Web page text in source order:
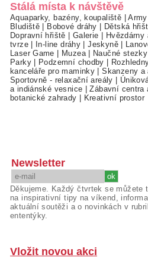
Stálá místa k návštěvě
Aquaparky, bazény, koupaliště |
Bludiště
Bobové dráhy Dětská
Dopravní hřiště
Galerie Hvězdárny
tvrze| In-line dráhy |Jeskyně|
Laser Game
Muzea| Naučné stezky
Parky| Podzemní chodby
kanceláře pro maminky |Skanzeny a
Sportovně - relaxační areály
a indiánské vesnice |Zábavní centra
botanické zahrady
Kreativní prostor
Newsletter
Děkujeme. Každý čtvrtek se můžete
na inspirativní tipy na víkend,
aktuální soutěži a o novinkách v
ententýky.
Vložit novou akci